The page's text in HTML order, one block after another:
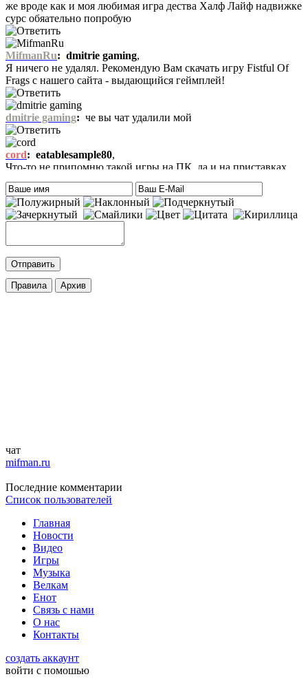
же вроде как и моя любимая игра дества Халф Лайф надвижке
сурс обяательно попробую
MifmanRu: dmitrie gaming,
Я ничего не удалял. Рекомендую Вам скачать игру Fistful Of
Frags с нашего сайта - выдающийся геймплей!
dmitrie gaming: че вы чат удалили мой
cord: eatablesample80,
Что-то не припомню такой игры на ПК, да и на приставках
тоже. Есть только одна мысль – это онлайн игра-одевалка
Hilary Duff and Her Baby.
На сайте нет онлайн игр. А вообще, Хилари Дафф – это
актриса
Mifman:DmitrieGaming
Palworld?
Checkmate:ometu
Что ты имеешь ввиду? На этом сайте игровые новости для
всех категорий людей, которые в той или иной форме
интересуются играми и геймерской индустрией в целом.
ometu:новости для женщин
Mifman:
Обновите, пожалуйста, игру Garry's Mod
чат
mifman.ru
Последние комментарии
Список пользователей
Главная
Новости
Видео
Игры
Музыка
Велкам
Енот
Связь с нами
О нас
Контакты
создать аккаунт
войти с помошью